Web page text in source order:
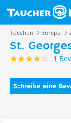
Tauchen Europa
St.
1
Schreibe eine